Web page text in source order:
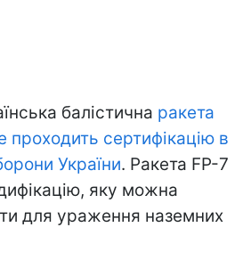
балістична ракета
проходить сертифікацію в
України. Ракета FP-7
яку можна
для ураження наземних